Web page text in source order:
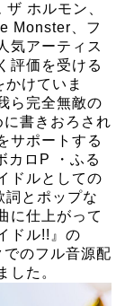
ホルモン、
Monster、フ
気アーティス
評価を受ける
けていま
ら完全無敵の
書きおろされ
サポートする
カロP ・ふる
ドルとしての
詞とポップな
に仕上がって
ドル!!』の
のフル音源配
した。